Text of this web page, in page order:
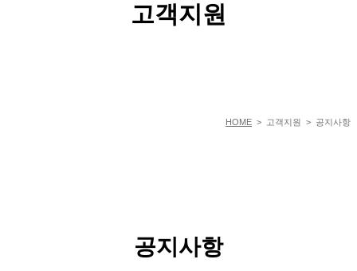
고객지원
HOME > 고객지원 > 공지사항
공지사항